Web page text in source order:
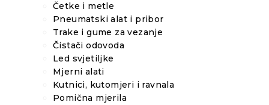
Četke i metle
Pneumatski alat i pribor
Trake i gume za vezanje
Čistači odovoda
Led svjetiljke
Mjerni alati
Kutnici, kutomjeri i ravnala
Pomična mjerila